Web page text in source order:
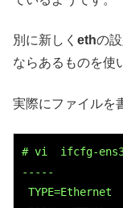
別に新しく ethの
ならあるものを使
実際にファイルを
# vi  ifcfg-
-----